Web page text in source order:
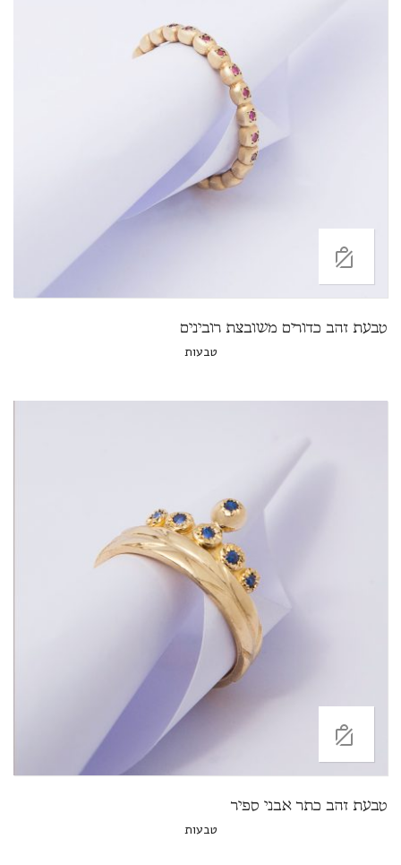
טבעת זהב כדורים משובצת רובינים
טבעות
טבעת זהב כתר אבני ספיר
טבעות